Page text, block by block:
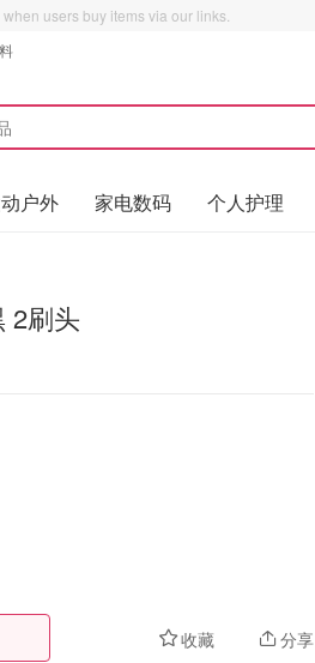
users buy items via our links.
户外 家电数码 个人护理
2刷头
收藏 分享